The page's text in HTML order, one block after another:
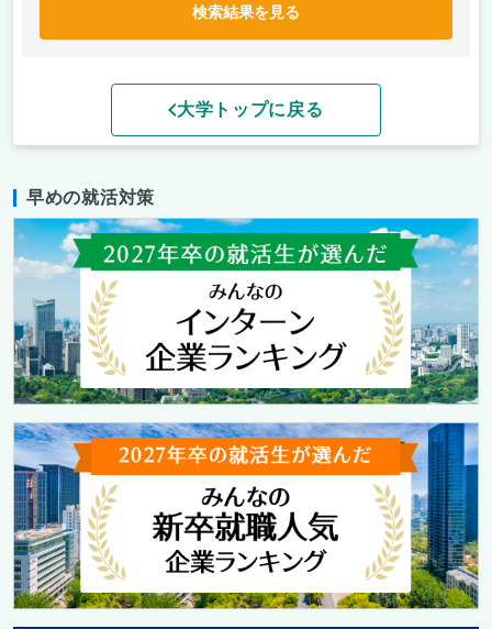
検索結果を見る
大学トップに戻る
早めの就活対策